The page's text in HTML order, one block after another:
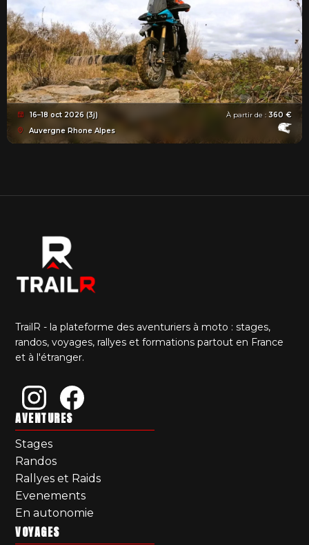
16–18 oct 2026 (3j)
Auvergne Rhone Alpes
À partir de : 360 €
TrailR - la plateforme des aventuriers à moto : stages,
randos, voyages, rallyes et formations partout en France
et à l'étranger.
AVENTURES
Stages
Randos
Rallyes et Raids
Evenements
En autonomie
VOYAGES